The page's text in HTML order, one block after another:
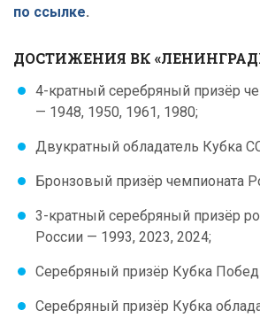
по ссылке.
ДОСТИЖЕНИЯ ВК
4-кратный серебряный призёр
— 1948, 1950, 1961, 1980;
Двукратный обладатель Кубка
Бронзовый призёр чемпионата
3-кратный серебряный призёр
России — 1993, 2023, 2024;
Серебряный призёр Кубка
Серебряный призёр Кубка